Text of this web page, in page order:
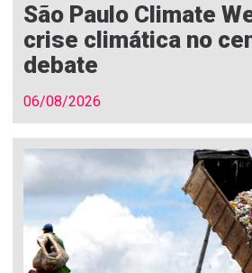
São Paulo Climate
crise climática no
debate
06/08/2026